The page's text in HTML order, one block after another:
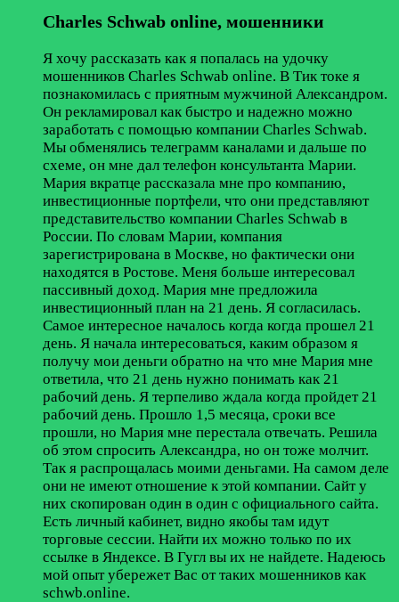
Charles Schwab online, мошенники
Я хочу рассказать как я попалась на удочку
мошенников Charles Schwab online. В Тик токе я
познакомилась с приятным мужчиной Александром.
Он рекламировал как быстро и надежно можно
заработать с помощью компании Charles Schwab.
Мы обменялись телеграмм каналами и дальше по
схеме, он мне дал телефон консультанта Марии.
Мария вкратце рассказала мне про компанию,
инвестиционные портфели, что они представляют
представительство компании Charles Schwab в
России. По словам Марии, компания
зарегистрирована в Москве, но фактически они
находятся в Ростове. Меня больше интересовал
пассивный доход. Мария мне предложила
инвестиционный план на 21 день. Я согласилась.
Самое интересное началось когда когда прошел 21
день. Я начала интересоваться, каким образом я
получу мои деньги обратно на что мне Мария мне
ответила, что 21 день нужно понимать как 21
рабочий день. Я терпеливо ждала когда пройдет 21
рабочий день. Прошло 1,5 месяца, сроки все
прошли, но Мария мне перестала отвечать. Решила
об этом спросить Александра, но он тоже молчит.
Так я распрощалась моими деньгами. На самом деле
они не имеют отношение к этой компании. Сайт у
них скопирован один в один с официального сайта.
Есть личный кабинет, видно якобы там идут
торговые сессии. Найти их можно только по их
ссылке в Яндексе. В Гугл вы их не найдете. Надеюсь
мой опыт убережет Вас от таких мошенников как
schwb.online.